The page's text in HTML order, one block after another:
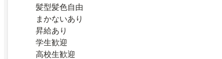
髪型髪色自由
まかないあり
昇給あり
学生歓迎
高校生歓迎